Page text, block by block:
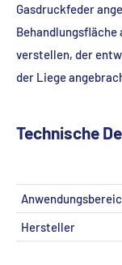
Gasdruckfeder
Behandlungsfläche
verstellen, der
der Liege
Technische
Hersteller